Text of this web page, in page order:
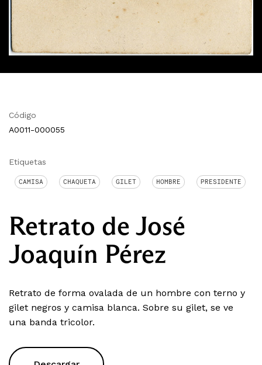
Código
A0011-000055
Etiquetas
CAMISA CHAQUETA GILET HOMBRE PRESIDENTE
Retrato de José
Joaquín Pérez
Retrato de forma ovalada de un hombre con terno y
gilet negros y camisa blanca. Sobre su gilet, se ve
una banda tricolor.